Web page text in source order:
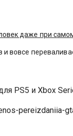
даже при
вовсе
PS5 и Xbox
pereizdaniia-